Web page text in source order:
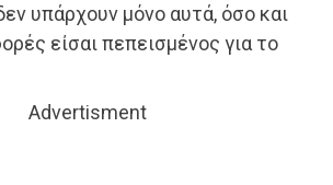
υπάρχουν μόνο αυτά, όσο και
είσαι πεπεισμένος για το
Advertisment